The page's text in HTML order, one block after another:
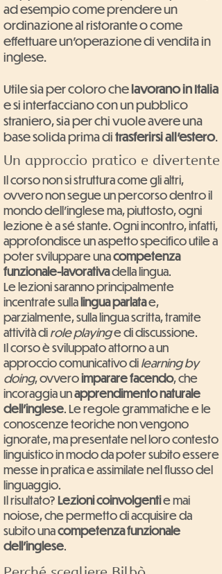
ad esempio come prendere un
ordinazione al ristorante o come
effettuare un'operazione di vendita in
inglese.
Utile sia per coloro chelavorano in Italia
e si interfacciano con un pubblico
straniero, sia per chi vuole avere una
base solida prima ditrasferirsi all'estero.
Il corso non si struttura come gli altri,
ovvero non segue un percorso dentro il
mondo dell'inglese ma, piuttosto, ogni
lezione è a sé stante. Ogni incontro, infatti,
approfondisce un aspetto specifico utile a
poter sviluppare unacompetenza
funzionale-lavorativadella lingua.
Le lezioni saranno principalmente
incentrate sullalingua parlatae,
parzialmente, sulla lingua scritta, tramite
attività dirole playinge di discussione.
Il corso è sviluppato attorno a un
approccio comunicativo dilearning by
doing, ovveroimparare facendo, che
incoraggia unapprendimento naturale
dell'inglese. Le regole grammatiche e le
conoscenze teoriche non vengono
ignorate, ma presentate nel loro contesto
linguistico in modo da poter subito essere
messe in pratica e assimilate nel flusso del
linguaggio.
Il risultato?Lezioni coinvolgentie mai
noiose, che permetto di acquisire da
subito unacompetenza funzionale
dell'inglese.
Un approccio pratico e divertente